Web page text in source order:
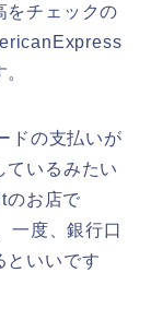
をチェックの
ドの支払いが
ているみたい
のお店で
一度、銀行口
といいです